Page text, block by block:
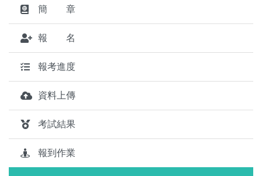
簡 章
報 名
報考進度
資料上傳
考試結果
報到作業